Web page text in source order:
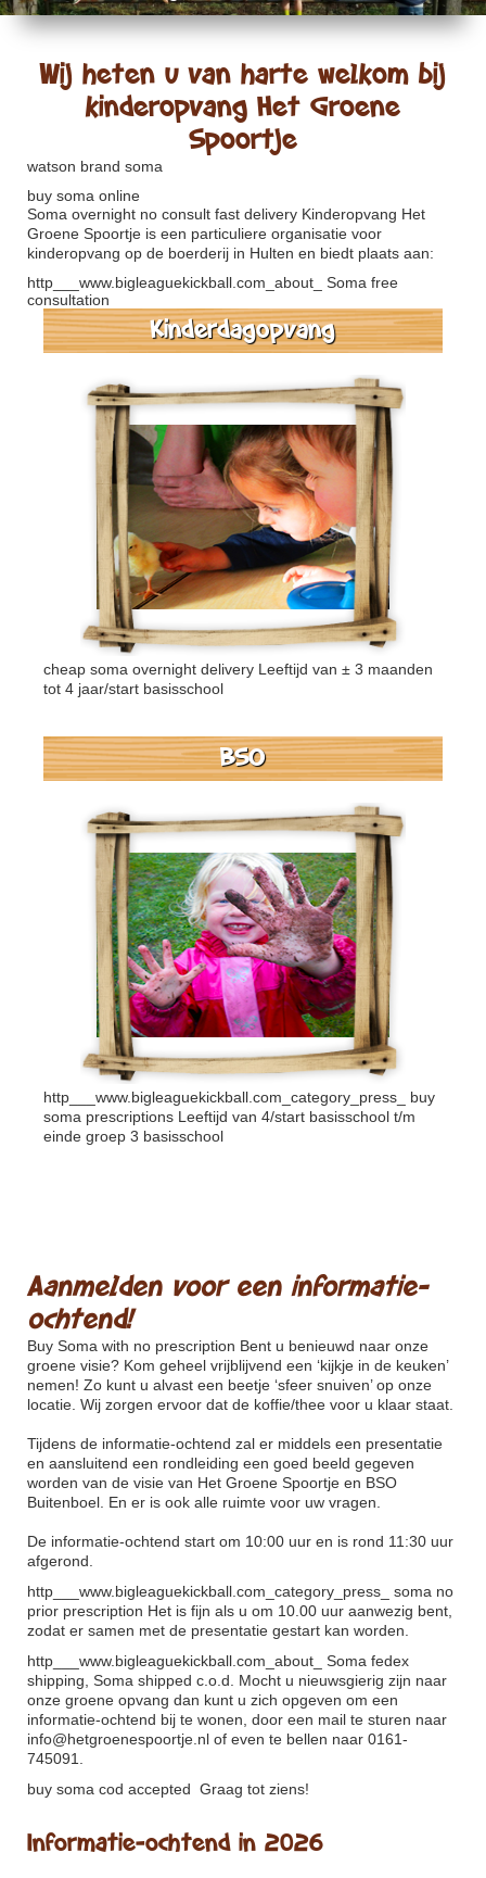
Wij heten u van harte welkom bij
kinderopvang Het Groene
Spoortje
watson brand soma
buy soma online
Soma overnight no consult fast delivery Kinderopvang Het
Groene Spoortje is een particuliere organisatie voor
kinderopvang op de boerderij in Hulten en biedt plaats aan:
http___www.bigleaguekickball.com_about_
Soma free
consultation
Kinderdagopvang
cheap soma overnight delivery Leeftijd van ± 3 maanden
tot 4 jaar/start basisschool
BSO
http___www.bigleaguekickball.com_category_press_
buy
soma prescriptions Leeftijd van 4/start basisschool t/m
einde groep 3 basisschool
Aanmelden voor een informatie-
ochtend!
Buy Soma with no prescription Bent u benieuwd naar onze
groene visie? Kom geheel vrijblijvend een ‘kijkje in de keuken’
nemen! Zo kunt u alvast een beetje ‘sfeer snuiven’ op onze
locatie. Wij zorgen ervoor dat de koffie/thee voor u klaar staat.
Tijdens de informatie-ochtend zal er middels een presentatie
en aansluitend een rondleiding een goed beeld gegeven
worden van de visie van Het Groene Spoortje en BSO
Buitenboel. En er is ook alle ruimte voor uw vragen.
De informatie-ochtend start om 10:00 uur en is rond 11:30 uur
afgerond.
http___www.bigleaguekickball.com_category_press_
soma no
prior prescription Het is fijn als u om 10.00 uur aanwezig bent,
zodat er samen met de presentatie gestart kan worden.
http___www.bigleaguekickball.com_about_
Soma fedex
shipping, Soma shipped c.o.d. Mocht u nieuwsgierig zijn naar
onze groene opvang dan kunt u zich opgeven om een
informatie-ochtend bij te wonen, door een mail te sturen naar
info@hetgroenespoortje.nl of even te bellen naar 0161-
745091.
buy soma cod accepted Graag tot ziens!
Informatie-ochtend in 2026